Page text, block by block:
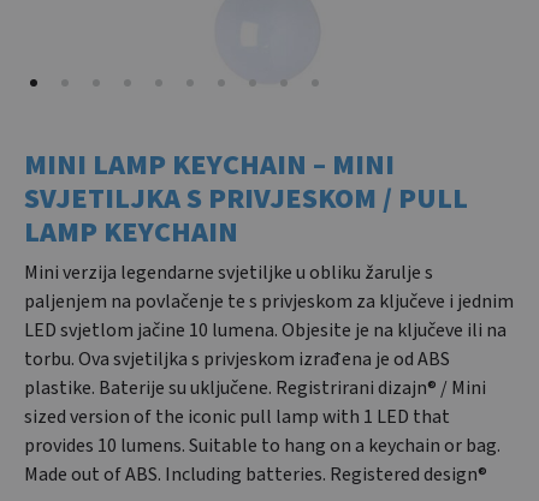
MINI LAMP KEYCHAIN – MINI
SVJETILJKA S PRIVJESKOM / PULL
LAMP KEYCHAIN
Mini verzija legendarne svjetiljke u obliku žarulje s
paljenjem na povlačenje te s privjeskom za ključeve i jednim
LED svjetlom jačine 10 lumena. Objesite je na ključeve ili na
torbu. Ova svjetiljka s privjeskom izrađena je od ABS
plastike. Baterije su uključene. Registrirani dizajn® / Mini
sized version of the iconic pull lamp with 1 LED that
provides 10 lumens. Suitable to hang on a keychain or bag.
Made out of ABS. Including batteries. Registered design®